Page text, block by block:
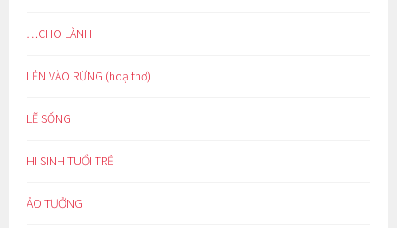
…CHO LÀNH
LẺN VÀO RỪNG (hoạ thơ)
LẼ SỐNG
HI SINH TUỔI TRẺ
ẢO TƯỞNG